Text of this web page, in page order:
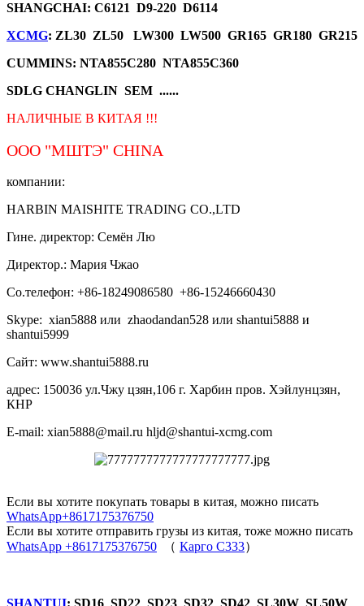
SHANGCHAI: C6121 D9-220 D6114
XCMG: ZL30 ZL50 LW300 LW500 GR165 GR180 GR215
CUMMINS: NTA855C280 NTA855C360
SDLG CHANGLIN SEM ......
НАЛИЧНЫЕ В КИТАЯ !!!
ООО "МШТЭ" CHINA
компании:
HARBIN MAISHITE TRADING CO.,LTD
Гине. директор: Семён Лю
Директор.: Мария Чжао
Со.телефон: +86-18249086580 +86-15246660430
Skype: xian5888 или zhaodandan528 или shantui5888 и
shantui5999
Сайт: www.shantui5888.ru
адрес: 150036 ул.Чжу цзян,106 г. Харбин пров. Хэйлунцзян,
КНР
E-mail: xian5888@mail.ru hljd@shantui-xcmg.com
Если вы хотите покупать товары в китая, можно писать
WhatsApp+8617175376750
Если вы хотите отправить грузы из китая, тоже можно писать
WhatsApp +8617175376750 （ Карго C333）